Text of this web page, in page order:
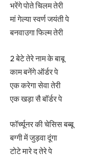
भरेंगे पोते चिलम तेरी
मां गेल्या स्वर्ण जयंती पे
बनवाउगा फिल्म तेरी
2 बेटे तेरे नाम के बाबू
काम बनेंगे ऑर्डर पे
एक करेगा सेवा तेरी
एक खड़ा सै बॉर्डर पे
फॉर्च्यूनर की चेसिस बब्बू
बग्गी में जुड़वा दूंगा
टोटे मारे द तेरे पे